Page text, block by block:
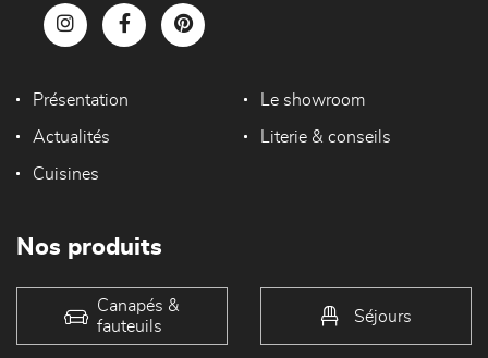
Présentation Le showroom
Actualités Literie & conseils
Cuisines
Nos produits
Canapés &
fauteuils
Séjours